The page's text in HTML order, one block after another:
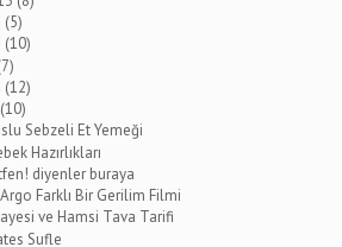
(5)
(10)
(12)
(10)
Sebzeli Et Yemeği
Hazırlıkları
diyenler buraya
Farklı Bir Gerilim Filmi
ve Hamsi Tava Tarifi
Sufle